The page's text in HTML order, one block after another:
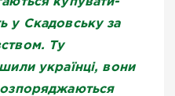
у Скадовську за
Ту
українці, вони